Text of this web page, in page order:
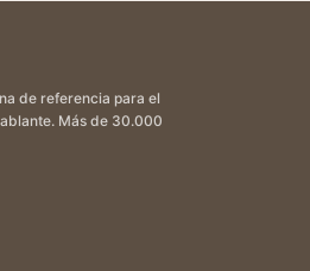
de referencia para el
Más de 30.000